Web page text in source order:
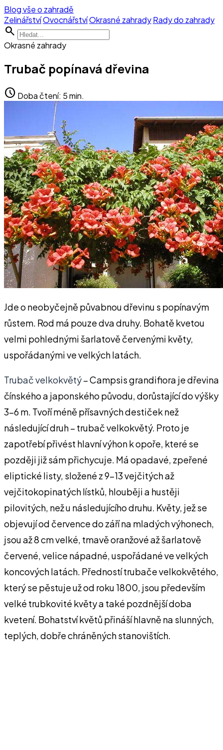
Blog vše o zahradě
ZelinářstvíOvocnářstvíOkrasné zahradyRady do zahrady
search
Okrasné zahrady
Trubač popínavá dřevina
schedule Doba čtení: 5 min.
Jde o neobyčejně půvabnou dřevinu s popínavým
růstem. Rod má pouze dva druhy. Bohatě kvetou
velmi pohlednými šarlatově červenými květy,
uspořádanými ve velkých latách.
Trubač velkokvětý– Campsis grandifiora je dřevina
čínského a japonského původu, dorůstající do výšky
3-6 m. Tvoří méně přísavných destiček než
následující druh – trubač velkokvětý. Proto je
zapotřebí přivést hlavní výhon k opoře, které se
později již sám přichycuje. Má opadavé, zpeřené
eliptické listy, složené z 9-13 vejčitých až
vejčitokopinatých lístků, hlouběji a hustěji
pilovitých, než u následujícího druhu. Květy, jež se
objevují od července do září na mladých výhonech,
jsou až 8 cm velké, tmavě oranžové až šarlatově
červené, velice nápadné, uspořádané ve velkých
koncových latách. Předností trubače velkokvětého,
který se pěstuje už od roku 1800, jsou především
velké trubkovité květy a také pozdnější doba
kvetení. Bohatství květů přináší hlavně na slunných,
teplých, dobře chráněných stanovištích.